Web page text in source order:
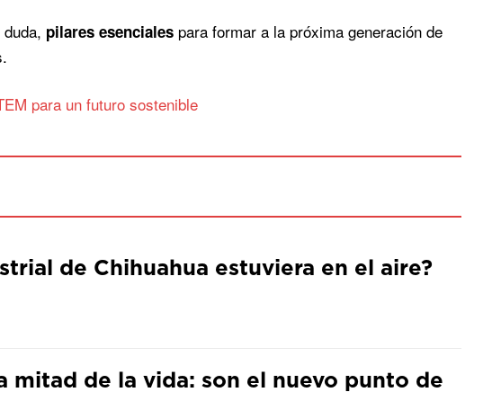
pilares esenciales para formar a la próxima generación de
para un futuro sostenible
de Chihuahua estuviera en el aire?
mitad de la vida: son el nuevo punto de